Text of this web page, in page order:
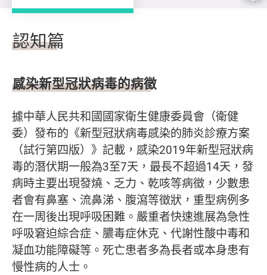
認知篇
認知篇
感染新型冠狀病毒的病徵
據中華人民共和國國家衛生健康委員會（衛健
委）發布的《新型冠狀病毒感染的肺炎診療方案
（試行第四版）》記載，感染2019年新型冠狀病
毒的潛伏期一般為3至7天，最長不超過14天，發
病時主要出現發燒、乏力、乾咳等病徵，少數患
者會有鼻塞、流鼻涕、腹瀉等徵狀，重型病例多
在一周後出現呼吸困難。嚴重者快速進展為急性
呼吸窘迫綜合症、膿毒症休克、代謝性酸中毒和
凝血功能障礙等。死亡患者多為長者或本身患有
慢性病的人士。